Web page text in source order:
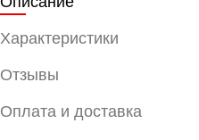
Характеристики
Отзывы
Оплата и доставка